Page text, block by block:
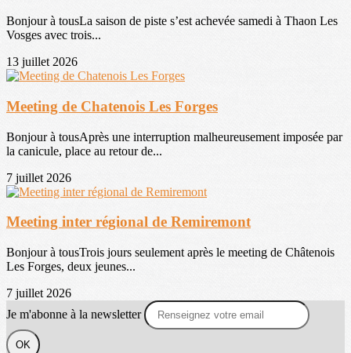
Bonjour à tousLa saison de piste s’est achevée samedi à Thaon Les
Vosges avec trois...
13 juillet 2026
Meeting de Chatenois Les Forges
Bonjour à tousAprès une interruption malheureusement imposée par
la canicule, place au retour de...
7 juillet 2026
Meeting inter régional de Remiremont
Bonjour à tousTrois jours seulement après le meeting de Châtenois
Les Forges, deux jeunes...
7 juillet 2026
Je m'abonne à la newsletter
OK